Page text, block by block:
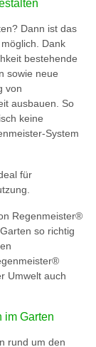
Dann ist das
Dank
bestehende
sowie neue
von
ausbauen. So
keine
System
für
Regenmeister®
so richtig
Umwelt auch
im Garten
rund um den